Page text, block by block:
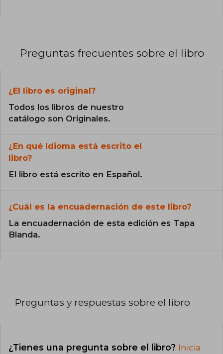
Preguntas frecuentes sobre el libro
¿El libro es original?
Todos los libros de nuestro
catálogo son Originales.
¿En qué Idioma está escrito el
libro?
El libro está escrito en Español.
¿Cuál es la encuadernación de este libro?
La encuadernación de esta edición es Tapa
Blanda.
Preguntas y respuestas sobre el libro
¿Tienes una pregunta sobre el libro? Inicia